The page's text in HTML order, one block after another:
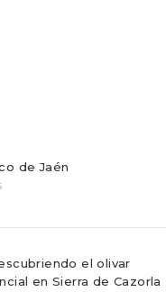
de Jaén
el olivar
en Sierra de Cazorla